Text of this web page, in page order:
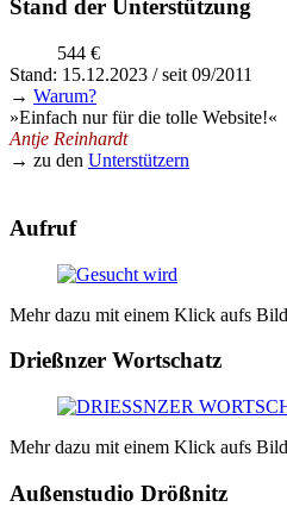
Stand der Unterstützung
544 €
Stand: 15.12.2023 / seit 09/2011
→ Warum?
»Einfach nur für die tolle Website!«
Antje Reinhardt
→ zu den Unterstützern
Aufruf
Mehr dazu mit einem Klick aufs
Drießnzer Wortschatz
Mehr dazu mit einem Klick aufs
Außenstudio Drößnitz